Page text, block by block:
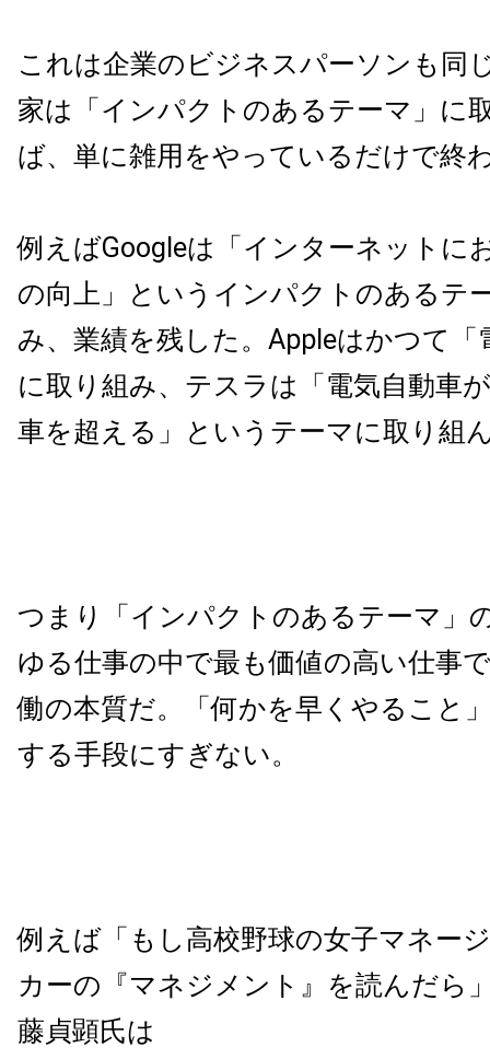
これは企業のビジネスパーソンも同
家は「インパクトのあるテーマ」に
ば、単に雑用をやっているだけで終
例えばGoogleは「インターネットに
の向上」というインパクトのあるテ
み、業績を残した。Appleはかつて「
に取り組み、テスラは「電気自動車
車を超える」というテーマに取り組
つまり「インパクトのあるテーマ」
ゆる仕事の中で最も価値の高い仕事
働の本質だ。「何かを早くやること
する手段にすぎない。
例えば 「もし高校野球の女子マネー
カーの『マネジメント』を読んだら
藤貞顕氏は